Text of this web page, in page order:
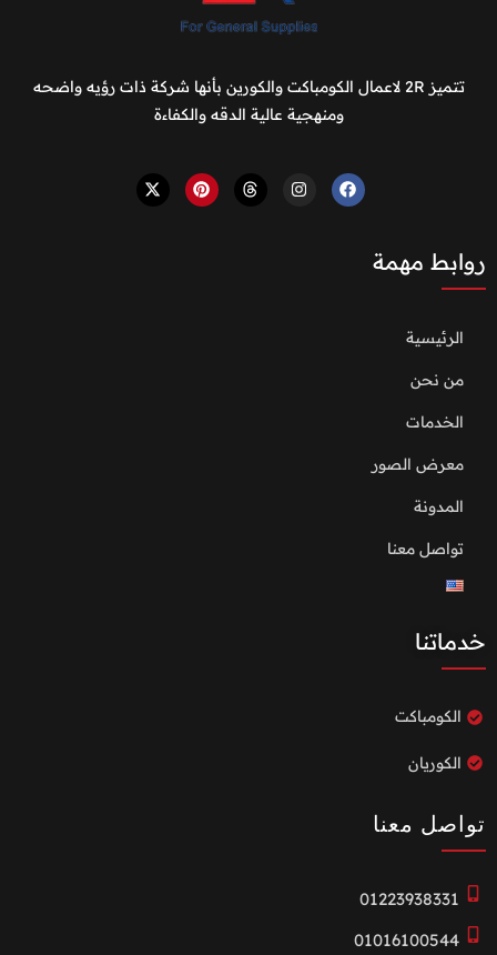
تتميز 2R لاعمال الكومباكت والكورين بأنها شركة ذات رؤيه واضحه
ومنهجية عالية الدقه والكفاءة
روابط مهمة
الرئيسية
من نحن
الخدمات
معرض الصور
المدونة
تواصل معنا
خدماتنا
الكومباكت
الكوريان
تواصل معنا
01223938331
01016100544